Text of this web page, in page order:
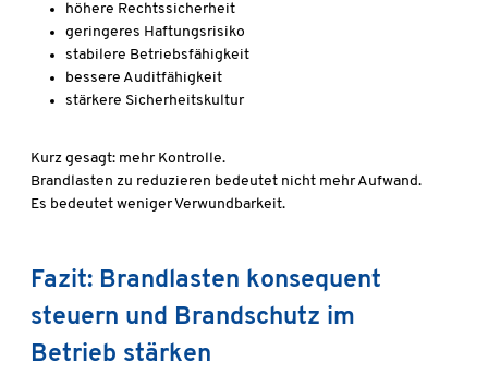
höhere Rechtssicherheit
geringeres Haftungsrisiko
stabilere Betriebsfähigkeit
bessere Auditfähigkeit
stärkere Sicherheitskultur
Kurz gesagt: mehr Kontrolle.
Brandlasten zu reduzieren bedeutet nicht mehr Aufwand.
Es bedeutet weniger Verwundbarkeit.
Fazit: Brandlasten konsequent
steuern und Brandschutz im
Betrieb stärken